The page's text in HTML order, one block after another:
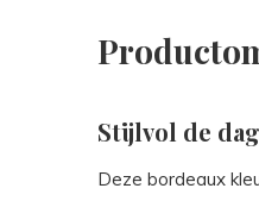
Stijlvol de
Deze bordeaux